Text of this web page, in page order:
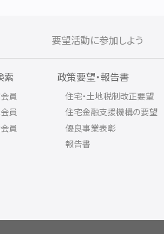
要望活動に参加しよう
索
員
員
員
政策要望・報告書
住宅・土地税制改正要望
住宅金融支援機構の要望
優良事業表彰
報告書